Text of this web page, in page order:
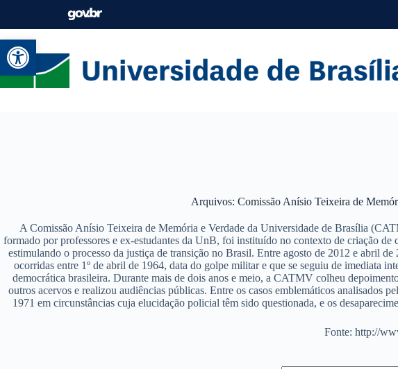
Abrir a barra de ferramentas
Arquivos Comissão Anísio Teixeira de
A Comissão Anísio Teixeira de Memória e Verdade da Universidade de Brasília
formado por professores e ex-estudantes da UnB, foi instituído no contexto de criação
estimulando o processo da justiça de transição no Brasil. Entre agosto de 2012 e abril
ocorridas entre 1º de abril de 1964, data do golpe militar e que se seguiu de imediata
democrática brasileira. Durante mais de dois anos e meio, a CATMV colheu
outros acervos e realizou audiências públicas. Entre os casos emblemáticos analisados
1971 em circunstâncias cuja elucidação policial têm sido questionada, e os
Fonte: http://